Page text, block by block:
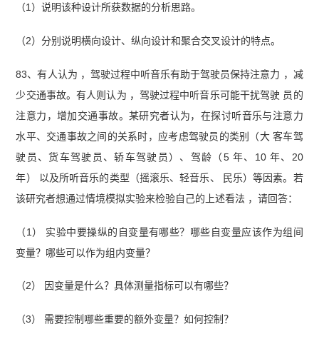
（1）说明该种设计所获数据的分析思路。
（2）分别说明横向设计、纵向设计和聚合交叉设计的特点。
83、有人认为 ，驾驶过程中听音乐有助于驾驶员保持注意力 ，减
少交通事故。有人则认为 ，驾驶过程中听音乐可能干扰驾驶 员的
注意力，增加交通事故。某研究者认为，在探讨听音乐与注意力
水平、交通事故之间的关系时，应考虑驾驶员的类别（大 客车驾
驶员、货车驾驶员、轿车驾驶员）、驾龄（5 年、10 年、20
年） 以及所听音乐的类型（摇滚乐、轻音乐、 民乐）等因素。若
该研究者想通过情境模拟实验来检验自己的上述看法 ，请回答：
（1） 实验中要操纵的自变量有哪些？哪些自变量应该作为组间
变量？哪些可以作为组内变量？
（2） 因变量是什么？具体测量指标可以有哪些？
（3） 需要控制哪些重要的额外变量？如何控制？